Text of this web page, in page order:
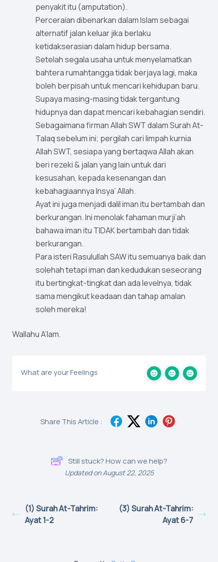
penyakit itu (amputation).
Perceraian dibenarkan dalam Islam sebagai
alternatif jalan keluar jika berlaku
ketidakserasian dalam hidup bersama.
Setelah segala usaha untuk menyelamatkan
bahtera rumahtangga tidak berjaya lagi, maka
boleh berpisah untuk mencari kehidupan baru.
Supaya masing-masing tidak tergantung
hidupnya dan dapat mencari kebahagian sendiri.
Sebagaimana firman Allah SWT dalam Surah At-
Talaq sebelum ini; pergilah cari limpah kurnia
Allah SWT, sesiapa yang bertaqwa Allah akan
beri rezeki & jalan yang lain untuk dari
kesusahan, kepada kesenangan dan
kebahagiaannya Insya’ Allah.
Ayat ini juga menjadi dalil iman itu bertambah dan
berkurangan. Ini menolak fahaman murji’ah
bahawa iman itu TIDAK bertambah dan tidak
berkurangan.
Para isteri Rasulullah SAW itu semuanya baik dan
solehah tetapi iman dan kedudukan seseorang
itu bertingkat-tingkat dan ada levelnya, tidak
sama mengikut keadaan dan tahap amalan
soleh mereka!
Wallahu A’lam.
What are your Feelings
Share This Article :
Still stuck? How can we help?
Updated on August 22, 2025
(1) Surah At-Tahrim:
Ayat 1-2
(3) Surah At-Tahrim:
Ayat 6-7